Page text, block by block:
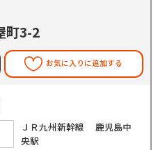
町3-2
お気に入りに追加する
ＪＲ九州新幹線 鹿児島中
央駅